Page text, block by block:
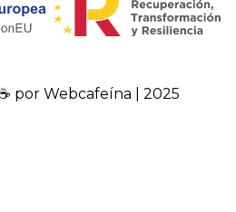
por Webcafeína | 2025